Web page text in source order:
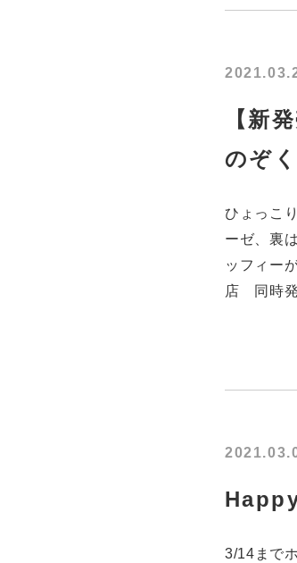
【新
のぞ
ひょっこ
ーゼ、裏
ッフィー
店 同時発
3/14まで